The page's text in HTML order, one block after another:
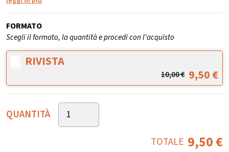
FORMATO
Scegli il formato, la quantità e procedi con l'acquisto
RIVISTA
10,00€ 9,50€
QUANTITÀ
TOTALE 9,50€